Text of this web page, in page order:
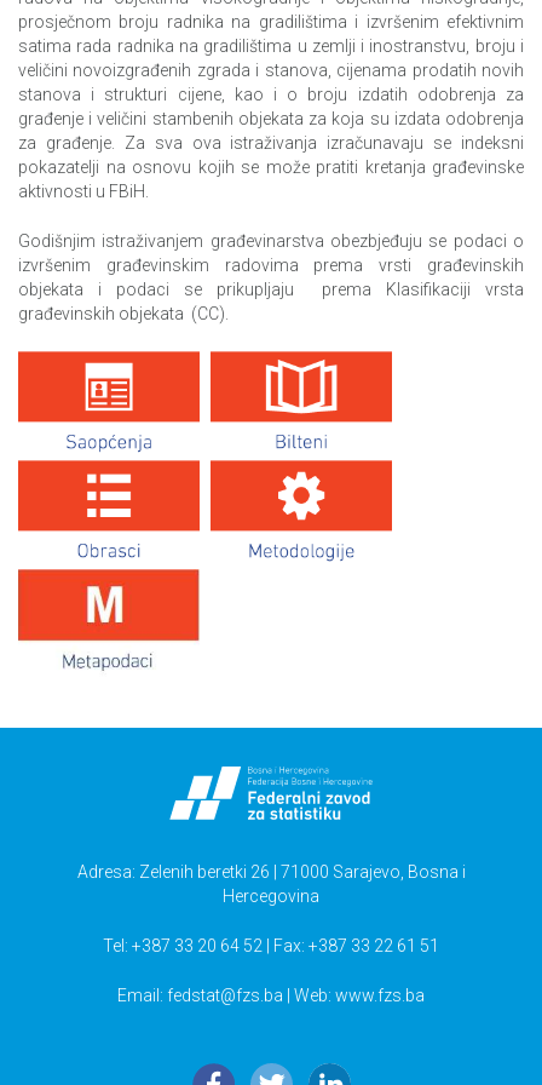
Upotreba informaciono-komunikaciskih tehnologija u
preduzećima
Upotreba informaciono-komunikaciskih tehnologija u
preduzećima,2016
Živjeti u BiH
prosječnom broju radnika na gradilištima i izvršenim efektivnim
satima rada radnika na gradilištima u zemlji i inostranstvu, broju i
veličini novoizgrađenih zgrada i stanova, cijenama prodatih novih
stanova i strukturi cijene, kao i o broju izdatih odobrenja za
građenje i veličini stambenih objekata za koja su izdata odobrenja
za građenje. Za sva ova istraživanja izračunavaju se indeksni
pokazatelji na osnovu kojih se može pratiti kretanja građevinske
aktivnosti u FBiH.
Godišnjim istraživanjem građevinarstva obezbjeđuju se podaci o
izvršenim građevinskim radovima prema vrsti građevinskih
objekata i podaci se prikupljaju prema Klasifikaciji vrsta
građevinskih objekata (CC).
Adresa: Zelenih beretki 26 | 71000 Sarajevo, Bosna i
Hercegovina
Tel: +387 33 20 64 52 | Fax: +387 33 22 61 51
Email: fedstat@fzs.ba | Web: www.fzs.ba